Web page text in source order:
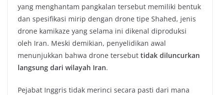
yang menghantam pangkalan tersebut memiliki bentuk
dan spesifikasi mirip dengan drone tipe Shahed, jenis
drone kamikaze yang selama ini dikenal diproduksi
oleh Iran. Meski demikian, penyelidikan awal
menunjukkan bahwa drone tersebut tidak diluncurkan
langsung dari wilayah Iran.
Pejabat Inggris tidak merinci secara pasti dari mana